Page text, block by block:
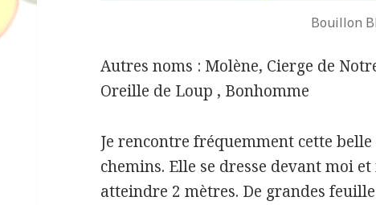
Bouillon
Autres noms : Molène, Cierge de
Oreille de Loup , Bonhomme
Je rencontre fréquemment cette
chemins. Elle se dresse devant moi
atteindre 2 mètres. De grandes